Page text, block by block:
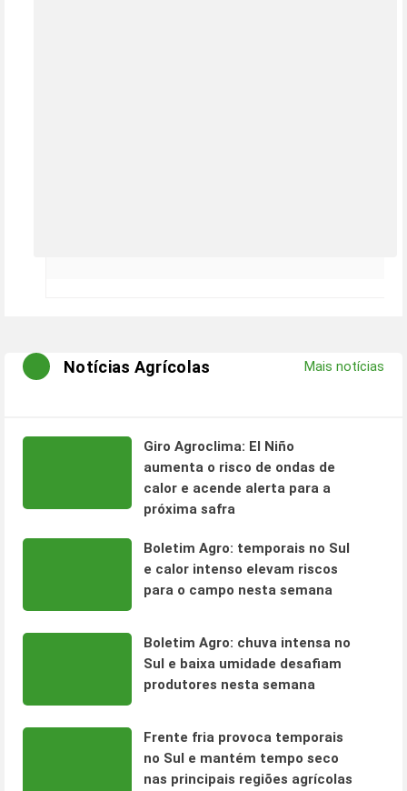
Notícias Agrícolas Mais notícias
Giro Agroclima: El Niño
aumenta o risco de ondas de
calor e acende alerta para a
próxima safra
Boletim Agro: temporais no Sul
e calor intenso elevam riscos
para o campo nesta semana
Boletim Agro: chuva intensa no
Sul e baixa umidade desafiam
produtores nesta semana
Frente fria provoca temporais
no Sul e mantém tempo seco
nas principais regiões agrícolas